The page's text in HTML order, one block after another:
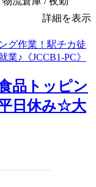
詳細を表示
品トッピン
日休み☆大